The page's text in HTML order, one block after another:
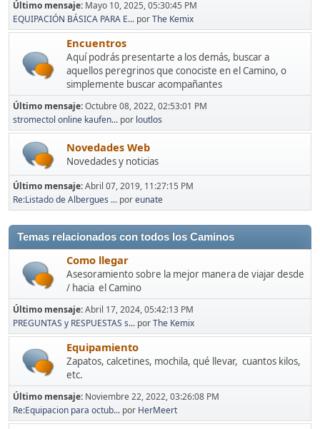
Último mensaje: Mayo 10, 2025, 05:30:45 PM
EQUIPACIÓN BÁSICA PARA E... porThe Kemix
Encuentros
Aquí podrás presentarte a los demás, buscar a
aquellos peregrinos que conociste en el Camino, o
simplemente buscar acompañantes
Último mensaje:Octubre 08, 2022, 02:53:01 PM
stromectol online kaufen... por loutlos
Novedades Web
Novedades y noticias
Último mensaje:Abril 07, 2019, 11:27:15 PM
Re:Listado de Albergues ... poreunate
Temas relacionados con todos los Caminos
Como llegar
Asesoramiento sobre la mejor manera de viajar desde
/ hacia el Camino
Último mensaje:Abril 17, 2024, 05:42:13 PM
PREGUNTAS y RESPUESTAS s... porThe Kemix
Equipamiento
Zapatos, calcetines, mochila, qué llevar, cuantos kilos,
etc.
Último mensaje: Noviembre 22, 2022, 03:26:08 PM
Re:Equipacion para octub... por HerMeert